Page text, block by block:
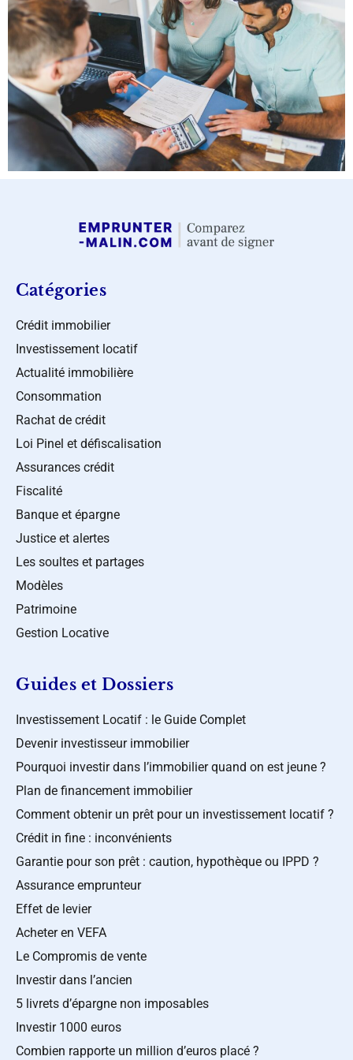
Catégories
Crédit immobilier
Investissement locatif
Actualité immobilière
Consommation
Rachat de crédit
Loi Pinel et défiscalisation
Assurances crédit
Fiscalité
Banque et épargne
Justice et alertes
Les soultes et partages
Modèles
Patrimoine
Gestion Locative
Guides et Dossiers
Investissement Locatif : le Guide Complet
Devenir investisseur immobilier
Pourquoi investir dans l’immobilier quand on est jeune ?
Plan de financement immobilier
Comment obtenir un prêt pour un investissement locatif ?
Crédit in fine : inconvénients
Garantie pour son prêt : caution, hypothèque ou IPPD ?
Assurance emprunteur
Effet de levier
Acheter en VEFA
Le Compromis de vente
Investir dans l’ancien
5 livrets d’épargne non imposables
Investir 1000 euros
Combien rapporte un million d’euros placé ?